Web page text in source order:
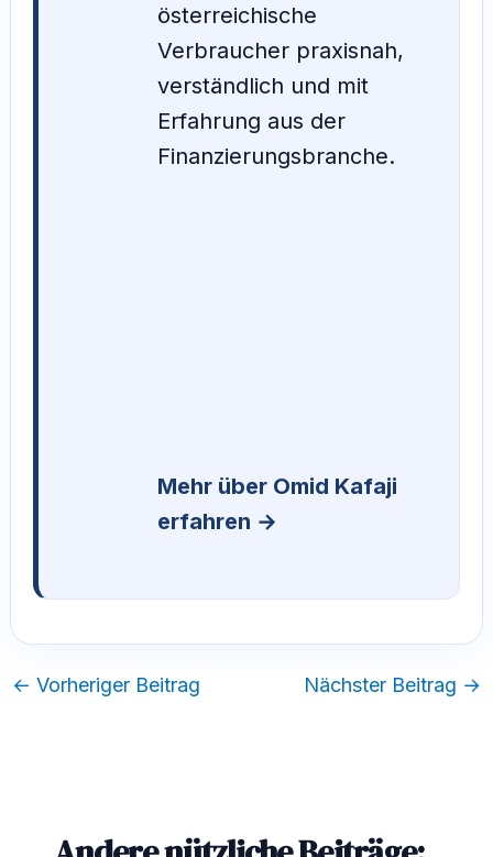
österreichische
Verbraucher praxisnah,
verständlich und mit
Erfahrung aus der
Finanzierungsbranche.
Mehr über Omid Kafaji
erfahren →
← Vorheriger Beitrag Nächster Beitrag →